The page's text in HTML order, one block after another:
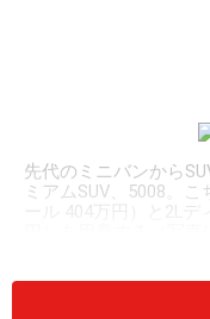
先代のミニバンから
ミアムSUV、5008。
ール 404万円）と2Lデ
ヨーロッパ市場でも